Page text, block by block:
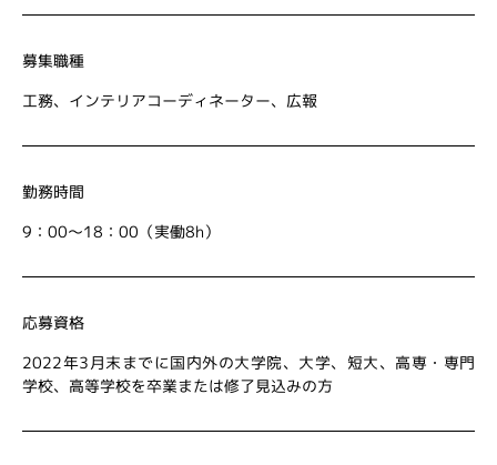
募集職種
工務、インテリアコーディネーター、広報
勤務時間
9：00～18：00（実働8h）
応募資格
2022年3月末までに国内外の大学院、大学、短大、高専・専門
学校、高等学校を卒業または修了見込みの方